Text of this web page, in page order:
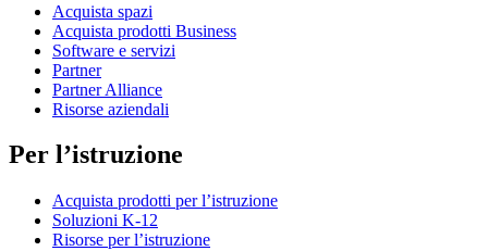
Acquista spazi
Acquista prodotti Business
Software e servizi
Partner
Partner Alliance
Risorse aziendali
Per l’istruzione
Acquista prodotti per l’istruzione
Soluzioni K-12
Risorse per l’istruzione